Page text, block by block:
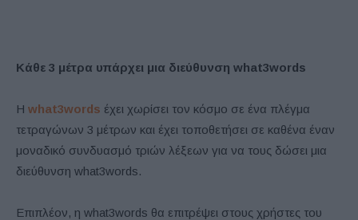
Κάθε 3 μέτρα υπάρχει μια διεύθυνση what3words
Η what3words έχει χωρίσει τον κόσμο σε ένα πλέγμα
τετραγώνων 3 μέτρων και έχει τοποθετήσει σε καθένα έναν
μοναδικό συνδυασμό τριών λέξεων για να τους δώσει μια
διεύθυνση what3words.
Επιπλέον, η what3words θα επιτρέψει στους χρήστες του